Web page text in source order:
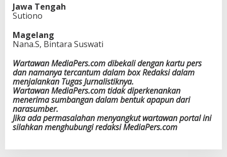
Jawa Tengah
Sutiono
Magelang
Nana.S, Bintara Suswati
Wartawan MediaPers.com dibekali dengan kartu pers
dan namanya tercantum dalam box Redaksi dalam
menjalankan Tugas Jurnalistiknya.
Wartawan MediaPers.com tidak diperkenankan
menerima sumbangan dalam bentuk apapun dari
narasumber.
Jika ada permasalahan menyangkut wartawan portal ini
silahkan menghubungi redaksi MediaPers.com